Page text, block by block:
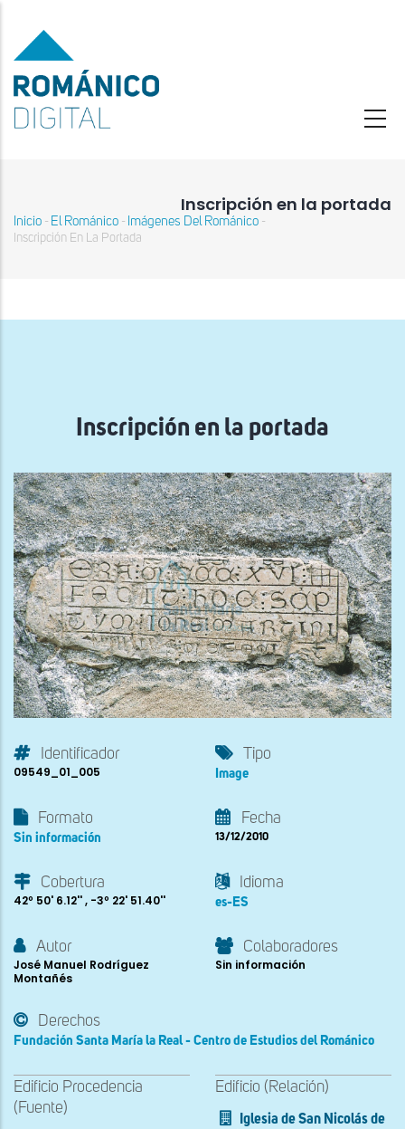
contenido
principal
Inscripción en la portada
Sobrescribir
ayuda
Inicio - El Románico - Imágenes Del Románico -
Inscripción En La Portada
Inscripción en la portada
Identificador
09549_01_005
Tipo
Image
Formato
Sin información
Fecha
13/12/2010
Cobertura
42º 50' 6.12'' , -3º 22' 51.40''
Idioma
es-ES
Autor
José Manuel Rodríguez
Montañés
Colaboradores
Sin información
Derechos
Fundación Santa María la Real - Centro de Estudios del Románico
Edificio Procedencia
(Fuente)
Edificio (Relación)
Iglesia de San Nicolás de